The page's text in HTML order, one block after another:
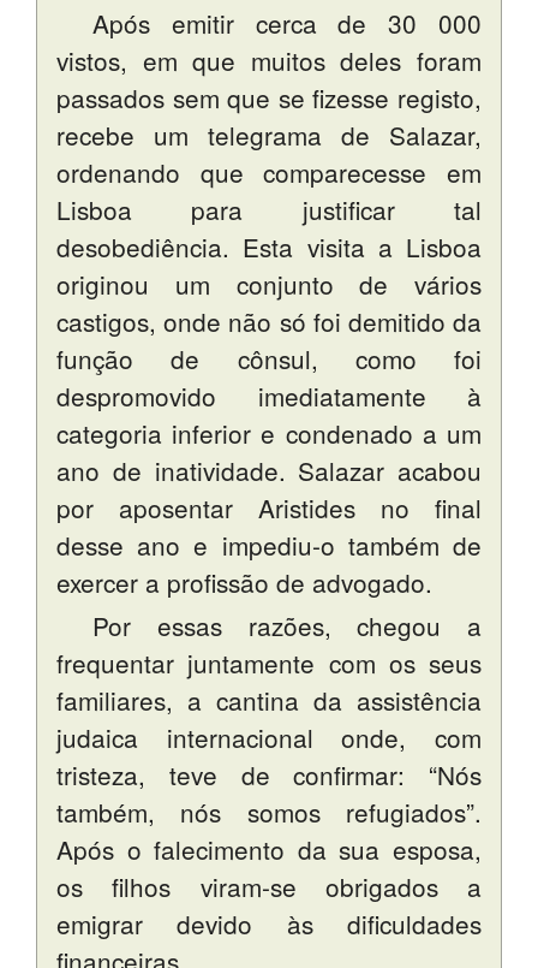
Após emitir cerca de 30 000
vistos, em que muitos deles foram
passados sem que se fizesse registo,
recebe um telegrama de Salazar,
ordenando que comparecesse em
Lisboa para justificar tal
desobediência. Esta visita a Lisboa
originou um conjunto de vários
castigos, onde não só foi demitido da
função de cônsul, como foi
despromovido imediatamente à
categoria inferior e condenado a um
ano de inatividade. Salazar acabou
por aposentar Aristides no final
desse ano e impediu-o também de
exercer a profissão de advogado.
Por essas razões, chegou a
frequentar juntamente com os seus
familiares, a cantina da assistência
judaica internacional onde, com
tristeza, teve de confirmar: “Nós
também, nós somos refugiados”.
Após o falecimento da sua esposa,
os filhos viram-se obrigados a
emigrar devido às dificuldades